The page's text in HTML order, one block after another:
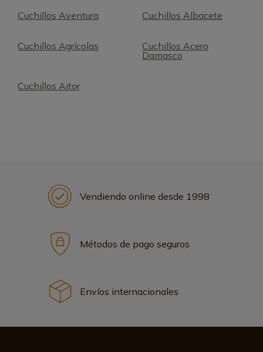
Cuchillos Aventura Cuchillos Albacete
Cuchillos Agrícolas
Cuchillos Acero
Damasco
Cuchillos Aitor
Vendiendo online desde 1998
Métodos de pago seguros
Envíos internacionales